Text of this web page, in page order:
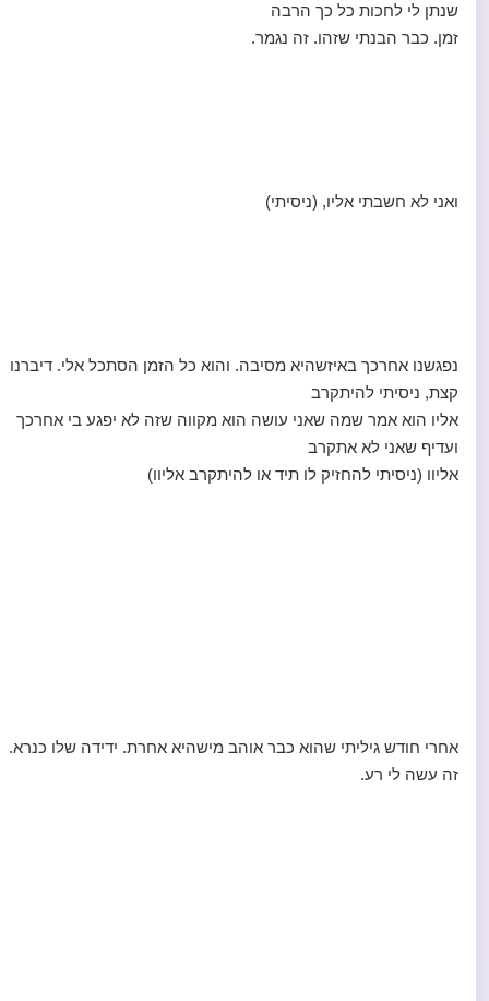
שנתן לי לחכות כל כך הרבה
זמן. כבר הבנתי שזהו. זה נגמר.
ואני לא חשבתי אליו, (ניסיתי)
נפגשנו אחרכך באיזשהיא מסיבה. והוא כל הזמן הסתכל אלי. דיברנו
קצת, ניסיתי להיתקרב
אליו הוא אמר שמה שאני עושה הוא מקווה שזה לא יפגע בי אחרכך
ועדיף שאני לא אתקרב
אליוו (ניסיתי להחזיק לו תיד או להיתקרב אליוו)
אחרי חודש גיליתי שהוא כבר אוהב מישהיא אחרת. ידידה שלו כנרא.
זה עשה לי רע.